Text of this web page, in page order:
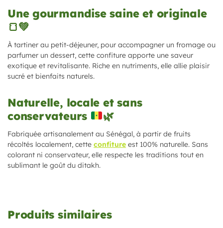
Une gourmandise saine et originale
🍞💚
À tartiner au petit-déjeuner, pour accompagner un fromage ou
parfumer un dessert, cette confiture apporte une saveur
exotique et revitalisante. Riche en nutriments, elle allie plaisir
sucré et bienfaits naturels.
Naturelle, locale et sans
conservateurs
🌿
Fabriquée artisanalement au Sénégal, à partir de fruits
récoltés localement, cette confiture est 100% naturelle. Sans
colorant ni conservateur, elle respecte les traditions tout en
sublimant le goût du ditakh.
Produits similaires